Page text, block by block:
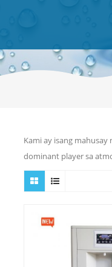
Kami ay isang
dominant player sa